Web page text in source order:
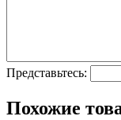
Представьтесь:
Похожие